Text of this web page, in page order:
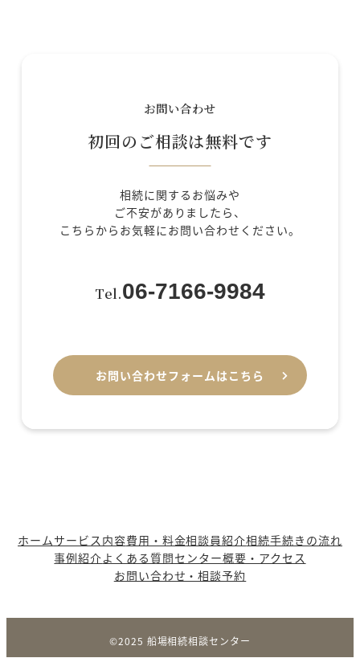
お問い合わせ
初回のご相談は無料です
相続に関するお悩みや
ご不安がありましたら、
こちらからお気軽にお問い合わせください。
Tel.06-7166-9984
お問い合わせフォームはこちら
ホームサービス内容費用・料金相談員紹介相続手続きの流れ
事例紹介よくある質問センター概要・アクセス
お問い合わせ・相談予約
©︎2025 船場相続相談センター